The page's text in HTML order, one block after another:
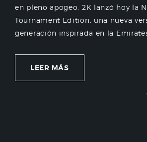
en pleno apogeo, 2K lanzó hoy la
Tournament Edition, una nueva
generación inspirada en la Emirates
LEER MÁS